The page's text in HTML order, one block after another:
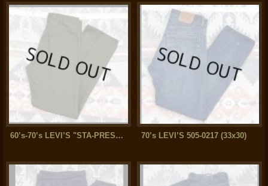
60’s-70’s LEVI’S "STA-PREST" Big-E (スタプレ) 70’s LEVI’S 505-0217 (33x30)